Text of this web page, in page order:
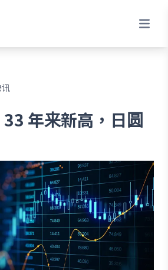
年来新高，日圆